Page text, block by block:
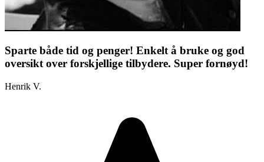
Sparte både tid og penger! Enkelt å bruke og god
oversikt over forskjellige tilbydere. Super fornøyd!
Henrik V.